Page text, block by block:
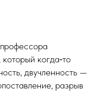
когда‑то
двучленность —
разрыв